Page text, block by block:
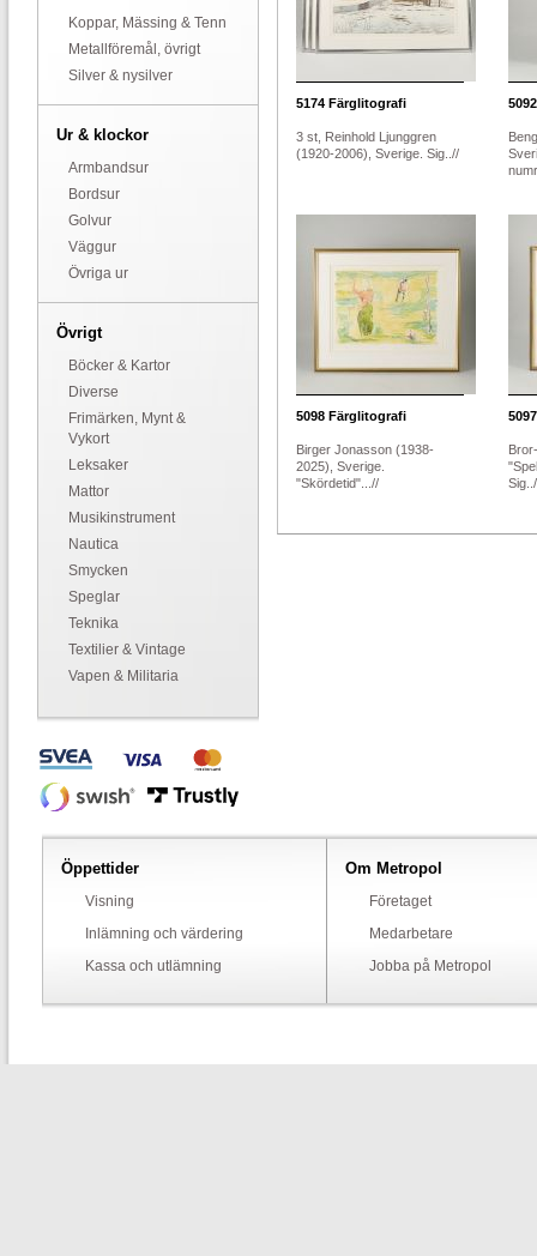
Koppar, Mässing & Tenn
Metallföremål, övrigt
Silver & nysilver
Ur & klockor
Armbandsur
Bordsur
Golvur
Väggur
Övriga ur
Övrigt
Böcker & Kartor
Diverse
Frimärken, Mynt &
Vykort
Leksaker
Mattor
Musikinstrument
Nautica
Smycken
Speglar
Teknika
Textilier & Vintage
Vapen & Militaria
5174 Färglitografi
3 st, Reinhold Ljunggren
(1920-2006), Sverige. Sig..//
5092
5098 Färglitografi
Birger Jonasson (1938-
2025), Sverige.
"Skördetid"...//
5097
Öppettider
Visning
Inlämning och värdering
Kassa och utlämning
Om Metropol
Företaget
Medarbetare
Jobba på Metropol